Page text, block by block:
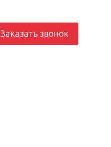
Заказать звонок